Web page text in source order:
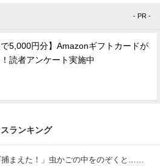
- PR -
で5,000円分】Amazonギフトカードが
読者アンケート実施中
ランキング
まえた！」虫かごの中をのぞくと……